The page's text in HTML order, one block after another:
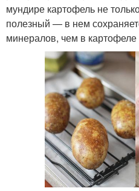
мундире картофель не
полезный — в нем
минералов, чем в